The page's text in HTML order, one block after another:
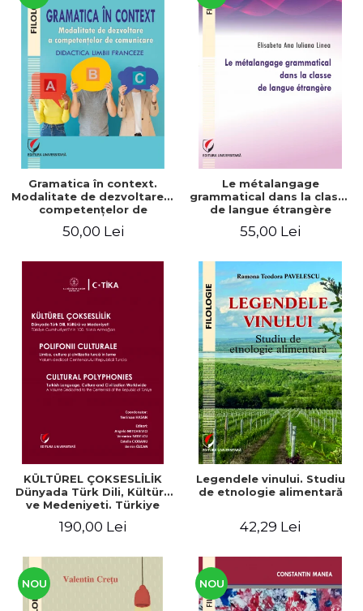
Gramatica în context.
Modalitate de dezvoltare a
competenţelor de
limbii franceze
50,00 Lei
Le métalangage
grammatical dans la classe
de langue étrangère
55,00 Lei
KÜLTÜREL ÇOKSESLİLİK
Dünyada Türk Dili, Kültürü
ve Medeniyeti. Türkiye
Armağan/ POLIFONII
și civilizația turcă în lume.
Centenarului
190,00 Lei
Legendele vinului. Studiu
de etnologie alimentară
42,29 Lei
NOU NOU